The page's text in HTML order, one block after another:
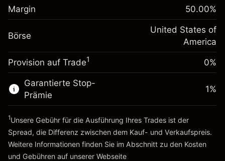
Positionsgröße mit Hebelwirkung
~$2,000.00
Geld aus Hebelwirkung ~
$1,000.00
Zur Plattform
Anpassung der
Übernachtfinanzierung
-0.000626
%
(-$0.01)
Positionsgröße mit Hebelwirkung
~$2,000.00
Geld aus Hebelwirkung ~
Zur Plattform
Margin 50.00%
Börse
United States of
America
Provision auf Trade1 0%
Garantierte Stop-
Prämie
1%
1Unsere Gebühr für die Ausführung Ihres Trades ist der
Spread, die Differenz zwischen dem Kauf- und Verkaufspreis.
Weitere Informationen finden Sie im Abschnitt zu den Kosten
und Gebühren auf unserer Webseite